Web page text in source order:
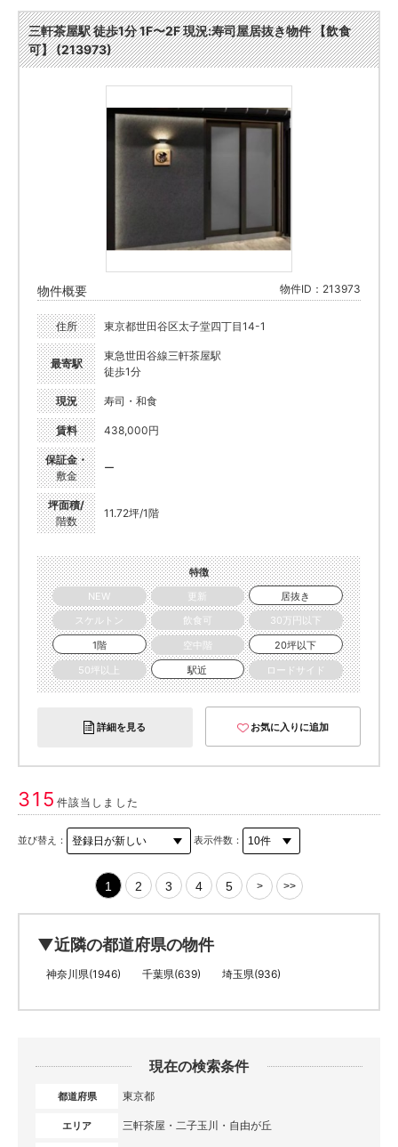
三軒茶屋駅 徒歩1分 1F〜2F 現況:寿司屋居抜き物件 【飲食
可】 (213973)
物件概要 物件ID：213973
住所 東京都世田谷区太子堂四丁目14-1
最寄駅
東急世田谷線三軒茶屋駅
徒歩1分
現況 寿司・和食
賃料 438,000円
保証金・
敷金
ー
坪面積/
階数
11.72坪/1階
特徴
NEW
更新
居抜き
スケルトン
飲食可
30万円以下
1階
空中階
20坪以下
50坪以上
駅近 ロードサイド
詳細を見る お気に入りに追加
315 件該当しました
並び替え： 表示件数：
1 2 3 4 5 > >>
▼近隣の都道府県の物件
神奈川県(1946) 千葉県(639) 埼玉県(936)
現在の検索条件
都道府県 東京都
エリア 三軒茶屋・二子玉川・自由が丘